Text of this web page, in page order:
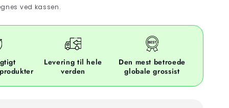
ved kassen.
Levering til hele
verden
Den mest betroede
globale grossist